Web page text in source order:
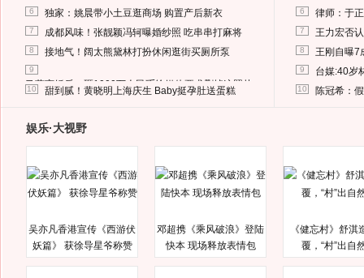
6 独家：姚晨带小土豆逛商场 购置产后新衣
7 成都风味！张靓颖冯轲曝婚纱照 吃串串打麻将
8 接地气！阔太熊黛林打扮休闲逛街买厕所泵
9
马蓉离婚后，砸1000万人民币给媒体要求删掉这照片
10 甜到腻！黄晓明上海庆生 Baby挺孕肚送蛋糕
6 律师：于
7 王力宏否
8 王刚自曝7
9 台媒:40岁
10 陈冠希：
娱乐·大视野
吴亦凡香港宣传《西游伏
妖篇》 获徐导星爷称赞
邓超携《乘风破浪》登陆
快本 现场释放表情包
《健忘村》舒淇
覆，“村”出自